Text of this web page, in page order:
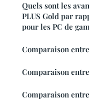
Quels sont les
PLUS Gold par
pour les PC de
Comparaison
Comparaison
Comparaison